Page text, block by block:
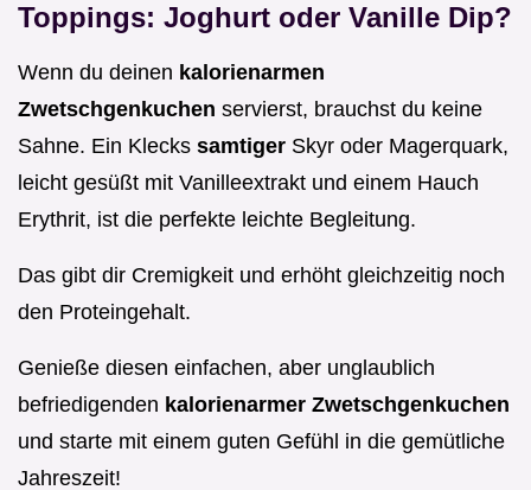
Toppings: Joghurt oder Vanille Dip?
Wenn du deinen kalorienarmen
Zwetschgenkuchen servierst, brauchst du keine
Sahne. Ein Klecks samtiger Skyr oder Magerquark,
leicht gesüßt mit Vanilleextrakt und einem Hauch
Erythrit, ist die perfekte leichte Begleitung.
Das gibt dir Cremigkeit und erhöht gleichzeitig noch
den Proteingehalt.
Genieße diesen einfachen, aber unglaublich
befriedigenden kalorienarmer Zwetschgenkuchen
und starte mit einem guten Gefühl in die gemütliche
Jahreszeit!